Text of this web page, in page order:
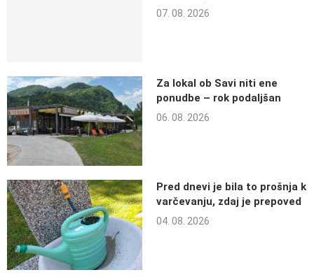
07. 08. 2026
Za lokal ob Savi niti ene
ponudbe – rok podaljšan
06. 08. 2026
Pred dnevi je bila to prošnja k
varčevanju, zdaj je prepoved
04. 08. 2026